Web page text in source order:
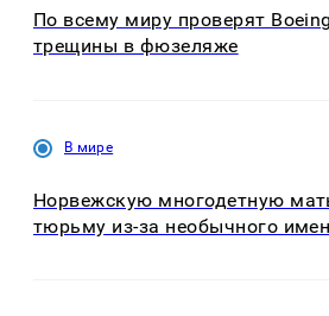
По всему миру проверят
трещины в фюзеляже
В мире
Норвежскую многодетную
тюрьму из-за необычного